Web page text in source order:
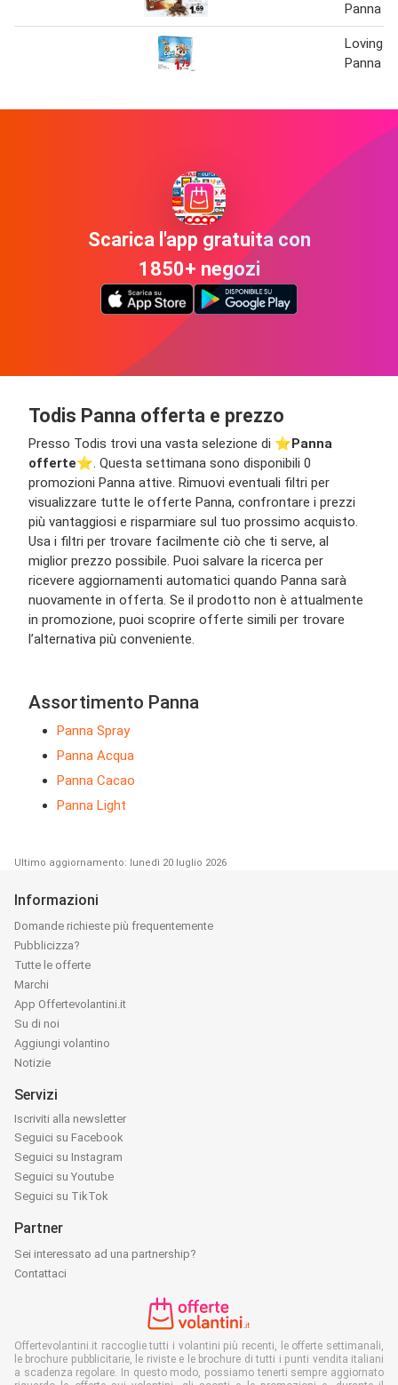
Panna
Loving 6
Panna
Scarica l'app gratuita con
1850+ negozi
Todis Panna offerta e prezzo
Presso Todis trovi una vasta selezione di ⭐️Panna
offerte⭐️. Questa settimana sono disponibili 0
promozioni Panna attive. Rimuovi eventuali filtri per
visualizzare tutte le offerte Panna, confrontare i prezzi
più vantaggiosi e risparmiare sul tuo prossimo acquisto.
Usa i filtri per trovare facilmente ciò che ti serve, al
miglior prezzo possibile. Puoi salvare la ricerca per
ricevere aggiornamenti automatici quando Panna sarà
nuovamente in offerta. Se il prodotto non è attualmente
in promozione, puoi scoprire offerte simili per trovare
l’alternativa più conveniente.
Assortimento Panna
Panna Spray
Panna Acqua
Panna Cacao
Panna Light
Ultimo aggiornamento: lunedì 20 luglio 2026
Informazioni
Domande richieste più frequentemente
Pubblicizza?
Tutte le offerte
Marchi
App Offertevolantini.it
Su di noi
Aggiungi volantino
Notizie
Servizi
Iscriviti alla newsletter
Seguici su Facebook
Seguici su Instagram
Seguici su Youtube
Seguici su TikTok
Partner
Sei interessato ad una partnership?
Contattaci
Offertevolantini.it raccoglie tutti i volantini più recenti, le offerte settimanali,
le brochure pubblicitarie, le riviste e le brochure di tutti i punti vendita italiani
a scadenza regolare. In questo modo, possiamo tenerti sempre aggiornato